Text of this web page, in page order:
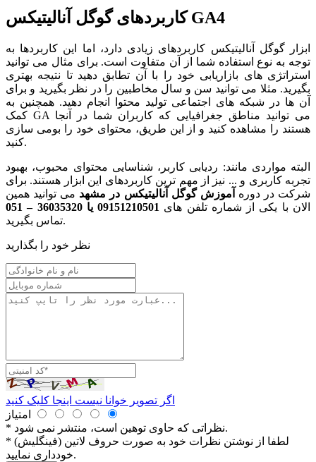
کاربردهای گوگل آنالیتیکس GA4
ابزار گوگل آنالیتیکس کاربردهای زیادی دارد، اما این کاربردها به
توجه به نوع استفاده شما از آن متفاوت است. برای مثال می توانید
استراتژی های بازاریابی خود را با آن تطابق دهید تا نتیجه بهتری
بگیرید. مثلا می توانید سن و سال مخاطبین را در نظر بگیرید و برای
آن ها در شبکه های اجتماعی تولید محتوا انجام دهید. همچنین به
کمک GA می توانید مناطق جغرافیایی که کاربران شما در آنجا
هستند را مشاهده کنید و از این طریق، محتوای خود را بومی سازی
کنید.
البته مواردی مانند: ردیابی کاربر، شناسایی محتوای محبوب، بهبود
تجربه کاربری و ... نیز از مهم ترین کاربردهای این ابزار هستند. برای
شرکت در دوره
آموزش گوگل آنالیتیکس در مشهد می توانید همین
الان با یکی از شماره تلفن های 09151210501 یا 36035320 – 051
تماس بگیرید.
نظر خود را بگذارید
اگر تصویر خوانا نیست اینجا کلیک کنید
امتیاز
* نظراتی كه حاوی توهین است، منتشر نمی شود.
* لطفا از نوشتن نظرات خود به صورت حروف لاتین (فینگلیش)
خودداری نمایید.